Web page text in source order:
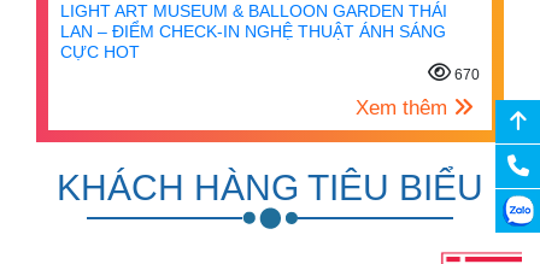
LIGHT ART MUSEUM & BALLOON GARDEN THÁI
LAN – ĐIỂM CHECK-IN NGHỆ THUẬT ÁNH SÁNG
CỰC HOT
670
Xem thêm
KHÁCH HÀNG TIÊU BIỂU